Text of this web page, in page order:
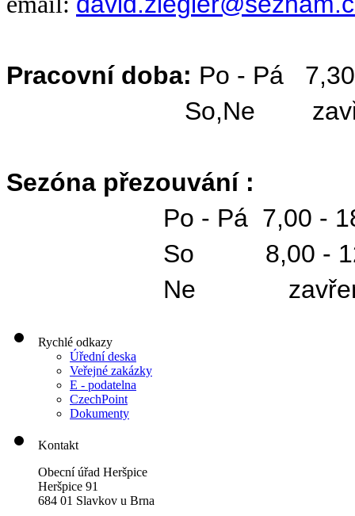
Pracovní doba: Po - Pá
So,Ne
Sezóna přezouvání :
Po - Pá 7,00 -
So 8,00 -
Ne
Rychlé odkazy
Úřední deska
Veřejné zakázky
E - podatelna
CzechPoint
Dokumenty
Kontakt
Obecní úřad Heršpice
Heršpice 91
684 01 Slavkov u Brna